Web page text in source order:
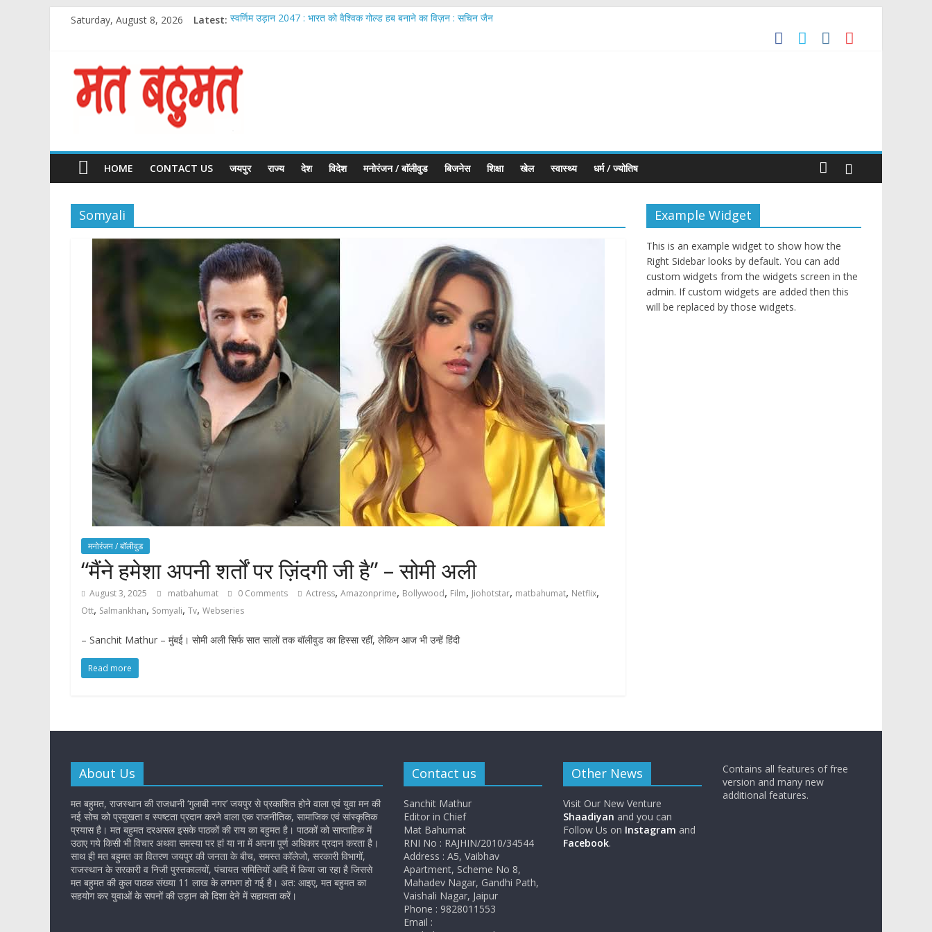
Saturday, August 8, 2026 Latest: स्वर्णिम उड़ान 2047 : भारत को वैश्विक गोल्ड हब बनाने का विज़न : सचिन जैन
Chirag Paswan Inaugurates IIJS Premiere 2026 Phase II; Calls for Making ‘Made in India’ the Global Benchmark for Quality Jewellery
आदेश चौधरी ‘ये रिश्ता क्या कहलाता है’ में शामिल हुए; अपने नए रोल और दमानी परिवार की एंट्री के बारे में बात की
IIJS भारत प्रीमियर 2026: भारतीय ज्वेलरी उद्योग को वैश्विक नेतृत्व की ओर ले जा रहा सबसे बड़ा मंच
Matbahumat
Matbahumat
HOME CONTACT US जयपुर राज्य देश विदेश मनोरंजन / बाॅलीवुड बिजनेस शिक्षा खेल स्वास्थ्य धर्म / ज्योतिष
Somyali
मनोरंजन / बाॅलीवुड
“मैंने हमेशा अपनी शर्तों पर ज़िंदगी जी है” – सोमी अली
August 3, 2025 matbahumat 0 Comments Actress, Amazonprime, Bollywood, Film, Jiohotstar, matbahumat, Netflix,
Ott, Salmankhan, Somyali, Tv, Webseries
– Sanchit Mathur – मुंबई। सोमी अली सिर्फ सात सालों तक बॉलीवुड का हिस्सा रहीं, लेकिन आज भी उन्हें हिंदी
Read more
Example Widget
This is an example widget to show how the
Right Sidebar looks by default. You can add
custom widgets from the widgets screen in the
admin. If custom widgets are added then this
will be replaced by those widgets.
About Us
मत बहुमत, राजस्थान की राजधानी ‘गुलाबी नगर’ जयपुर से प्रकाशित होने वाला एवं युवा मन की
नई सोच को प्रमुखता व स्पष्टता प्रदान करने वाला एक राजनीतिक, सामाजिक एवं सांस्कृतिक
प्रयास है। मत बहुमत दरअसल इसके पाठकों की राय का बहुमत है। पाठकों को साप्ताहिक में
उठाए गये किसी भी विचार अथवा समस्या पर हां या ना में अपना पूर्ण अधिकार प्रदान करता है।
साथ ही मत बहुमत का वितरण जयपुर की जनता के बीच, समस्त कॉलेजो, सरकारी विभागों,
राजस्थान के सरकारी व निजी पुस्तकालयों, पंचायत समितियों आदि में किया जा रहा है जिससे
मत बहुमत की कुल पाठक संख्या 11 लाख के लगभग हो गई है। अत: आइए, मत बहुमत का
सहयोग कर युवाओं के सपनों की उड़ान को दिशा देने में सहायता करें।
Contact us
Sanchit Mathur
Editor in Chief
Mat Bahumat
RNI No : RAJHIN/2010/34544
Address : A5, Vaibhav
Apartment, Scheme No 8,
Mahadev Nagar, Gandhi Path,
Vaishali Nagar, Jaipur
Phone : 9828011553
Email :
Other News
Visit Our New Venture
Shaadiyan and you can
Follow Us on Instagram and
Facebook.
Contains all features of free
version and many new
additional features.